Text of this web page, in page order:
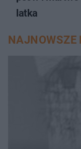
latka
NAJNOWSZE